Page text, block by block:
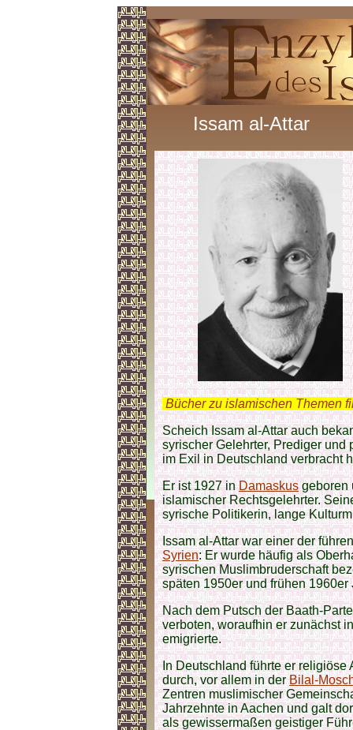
Issam al-Attar
Bücher zu islamischen Themen
Scheich Issam al-Attar auch
syrischer Gelehrter, Prediger
im Exil in Deutschland verbracht
Er ist 1927 inDamaskusgeboren
islamischer Rechtsgelehrter.
syrische Politikerin, lange
Issam al-Attar war einer der
Syrien: Er wurde häufig als
syrischen Muslimbruderschaft
späten 1950er und frühen 1960er
Nach dem Putsch der Baath-
verboten, woraufhin er zunächst
emigrierte.
In Deutschland führte er
durch, vor allem in derBilal-
Zentren muslimischer
Jahrzehnte in Aachen und galt
als gewissermaßen geistiger